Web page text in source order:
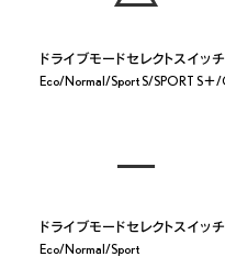
ドライブモードセレクトスイッチ
ドライブモードセレクトスイッチ
Eco/Normal/Sport